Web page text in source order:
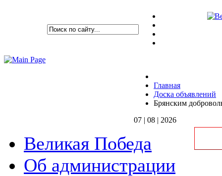
Главная
Доска объявлений
Брянским
07 | 08 | 2026
Великая Победа
Об администрации